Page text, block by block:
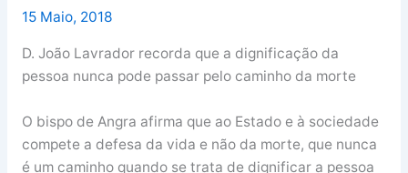
15 Maio, 2018
D. João Lavrador recorda que a dignificação da
pessoa nunca pode passar pelo caminho da morte
O bispo de Angra afirma que ao Estado e à sociedade
compete a defesa da vida e não da morte, que nunca
é um caminho quando se trata de dignificar a pessoa